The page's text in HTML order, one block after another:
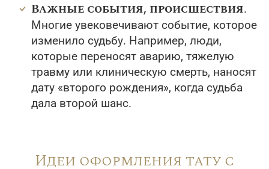
Важные события, происшествия.
Многие увековечивают событие, которое
изменило судьбу. Например, люди,
которые переносят аварию, тяжелую
травму или клиническую смерть, наносят
дату «второго рождения», когда судьба
дала второй шанс.
Идеи оформления тату с